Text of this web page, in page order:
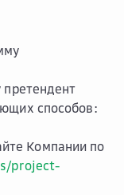
способов:
Компании по
project-